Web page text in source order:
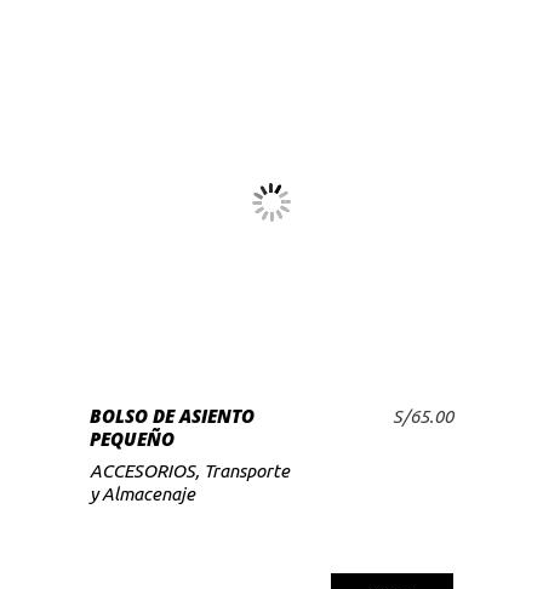
AÑADIR AL CARRITO
BOLSO DE ASIENTO
PEQUEÑO
S/65.00
ACCESORIOS, Transporte
y Almacenaje